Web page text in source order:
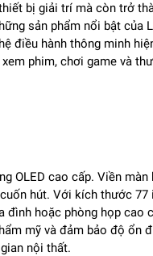
ết bị giải trí mà còn trở th
sản phẩm nổi bật của
ệ điều hành thông minh hi
phim, chơi game và thư
OLED cao cấp. Viền màn
hút. Với kích thước 77
đình hoặc phòng họp cao
ẩm mỹ và đảm bảo độ ổn đ
nội thất.